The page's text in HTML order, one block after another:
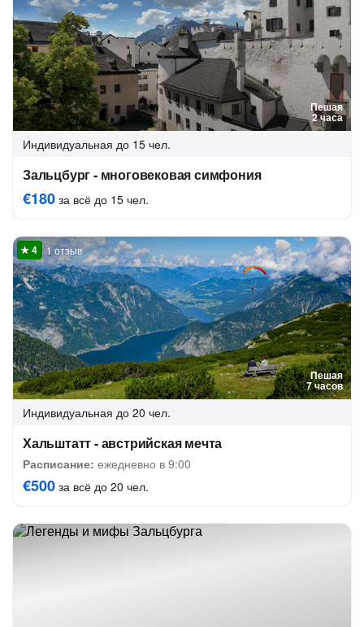
Пешая
2 часа
Индивидуальная до 15 чел.
Зальцбург - многовековая симфония
€180 за всё до 15 чел.
Пешая
7 часов
1 отзыв
Индивидуальная до 20 чел.
Хальштатт - австрийская мечта
Расписание: ежедневно в 9:00
€500 за всё до 20 чел.